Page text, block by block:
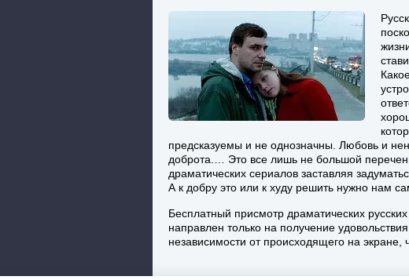
предсказуемы и не однозначны. Любовь и
доброта.… Это все лишь не большой
драматических сериалов заставляя
А к добру это или к худу решить нужно нам
Бесплатный присмотр драматических
направлен только на получение
независимости от происходящего на